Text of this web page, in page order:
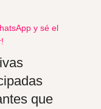
y sé el
que